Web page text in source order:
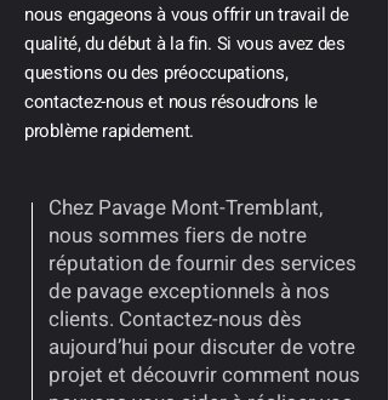
nous engageons à vous offrir un travail de
qualité, du début à la fin. Si vous avez des
questions ou des préoccupations,
contactez-nous et nous résoudrons le
problème rapidement.
Chez Pavage Mont-Tremblant,
nous sommes fiers de notre
réputation de fournir des services
de pavage exceptionnels à nos
clients. Contactez-nous dès
aujourd’hui pour discuter de votre
projet et découvrir comment nous